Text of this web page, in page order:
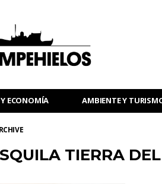
ECONOMÍA AMBIENTE Y
TIERRA